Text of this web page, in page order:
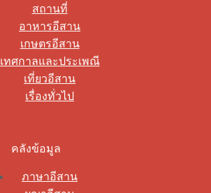
สถานที่
อาหารอีสาน
เกษตรอีสาน
เทศกาลและประเพณี
เที่ยวอีสาน
เรื่องทั่วไป
คลังข้อมูล
ภาษาอีสาน